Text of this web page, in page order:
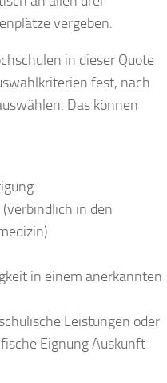
vergeben.
in dieser Quote
fest, nach
Das können
in den
in einem anerkannten
Leistungen oder
Eignung Auskunft